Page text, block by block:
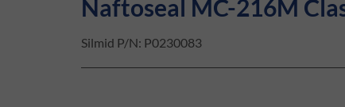
Naftoseal MC-216M
Silmid P/N: P0230083